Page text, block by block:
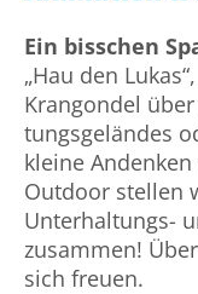
Ein bisschen
„Hau den
Krangondel
tungs­geländes
kleine
Outdoor stellen
Unter­haltungs-
zusammen!
sich freuen.